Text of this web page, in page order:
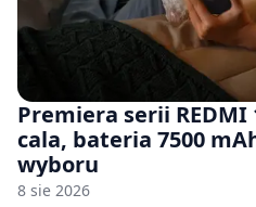
Premiera serii REDMI
cala, bateria 7500
wyboru
8 sie 2026